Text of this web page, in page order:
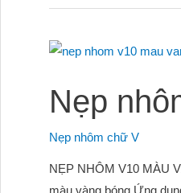
Nẹp
Nẹp nhôm chữ V
NẸP NHÔM V10 MÀU
màu vàng bóng Ứng